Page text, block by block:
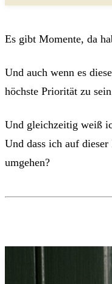
Es gibt Momente, da
Und auch wenn es
höchste Priorität zu
Und gleichzeitig weiß
Und dass ich auf
umgehen?